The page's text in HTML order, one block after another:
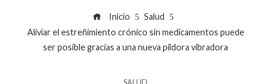
Inicio
Salud
Aliviar el estreñimiento crónico sin medicamentos puede
ser posible gracias a una nueva píldora vibradora